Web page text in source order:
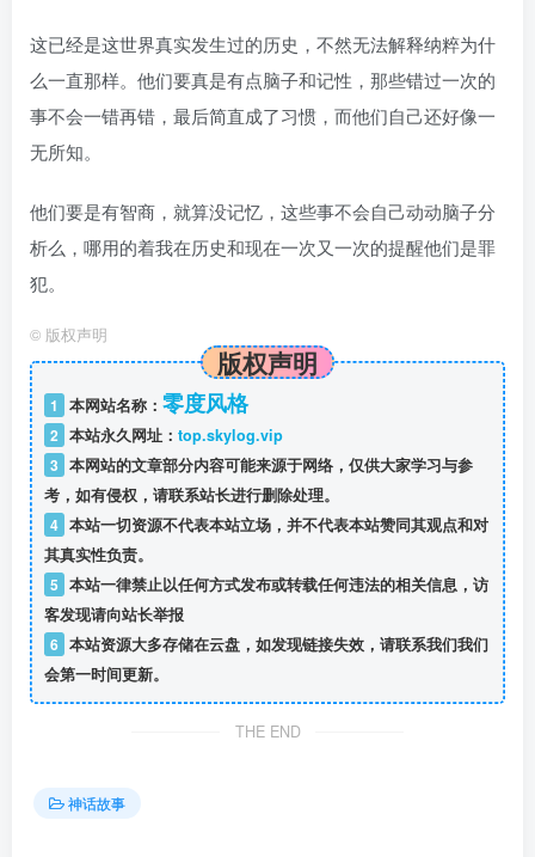
这已经是这世界真实发生过的历史，不然无法解释纳粹为什
么一直那样。他们要真是有点脑子和记性，那些错过一次的
事不会一错再错，最后简直成了习惯，而他们自己还好像一
无所知。
他们要是有智商，就算没记忆，这些事不会自己动动脑子分
析么，哪用的着我在历史和现在一次又一次的提醒他们是罪
犯。
© 版权声明
版权声明
1 本网站名称： 零度风格
2 本站永久网址： top.skylog.vip
3 本网站的文章部分内容可能来源于网络，仅供大家学习与参
考，如有侵权，请联系站长进行删除处理。
4 本站一切资源不代表本站立场，并不代表本站赞同其观点和对
其真实性负责。
5 本站一律禁止以任何方式发布或转载任何违法的相关信息，访
客发现请向站长举报
6 本站资源大多存储在云盘，如发现链接失效，请联系我们我们
会第一时间更新。
THE END
神话故事